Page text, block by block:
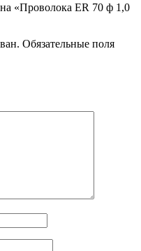
«Проволока ER 70 ф 1,0
Обязательные поля